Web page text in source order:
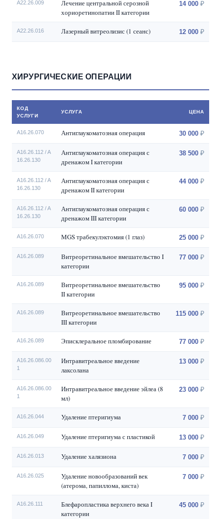
A22.26.009
Лечение центральной серозной
хориоретинопатии II категории
14 000
A22.26.016 Лазерный витреолизис (1 сеанс) 12 000
ХИРУРГИЧЕСКИЕ ОПЕРАЦИИ
КОД
УСЛУГИ
УСЛУГА ЦЕНА
A16.26.070 Антиглаукоматозная операция 30 000
A16.26.112 / A
16.26.130
Антиглаукоматозная операция с
дренажом I категории
38 500
A16.26.112 / A
16.26.130
Антиглаукоматозная операция с
дренажом II категории
44 000
A16.26.112 / A
16.26.130
Антиглаукоматозная операция с
дренажом III категории
60 000
A16.26.070 MGS трабекулэктомия (1 глаз) 25 000
A16.26.089
Витреоретинальное вмешательство I
категории
77 000
A16.26.089
Витреоретинальное вмешательство
II категории
95 000
A16.26.089
Витреоретинальное вмешательство
III категории
115 000
A16.26.089 Эписклеральное пломбирование 77 000
А16.26.086.00
1
Интравитреальное введение
лаксолана
13 000
А16.26.086.00
1
Интравитреальное введение эйлеа (8
мл)
23 000
A16.26.044 Удаление птеригиума 7 000
A16.26.049 Удаление птеригиума с пластикой 13 000
A16.26.013 Удаление халязиона 7 000
A16.26.025
Удаление новообразований век
(атерома, папиллома, киста)
7 000
A16.26.111
Блефаропластика верхнего века I
категории
45 000